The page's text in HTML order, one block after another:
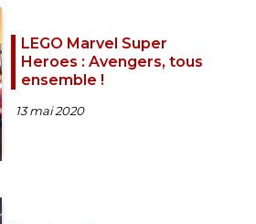
LEGO Marvel Super
Heroes : Avengers, tous
ensemble !
13 mai 2020